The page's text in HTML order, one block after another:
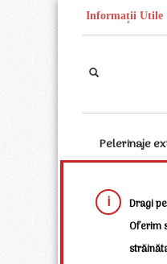
Informații Utile
Pelerinaje
Dragi
Oferim